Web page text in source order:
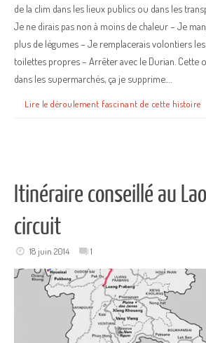
de la clim dans les lieux publics ou dans les
Je ne dirais pas non à moins de chaleur – Je
plus de légumes – Je remplacerais volontiers
toilettes propres – Arrêter avec le Durian. Cette
dans les supermarchés, ça je supprime.…
Lire le déroulement fascinant de cette histoire
Itinéraire conseillé au
circuit
18 juin 2014 1